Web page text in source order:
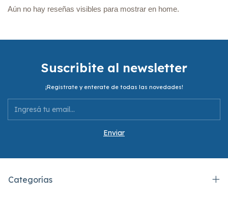
Aún no hay reseñas visibles para mostrar en home.
Suscribite al newsletter
¡Registrate y enterate de todas las novedades!
Categorías